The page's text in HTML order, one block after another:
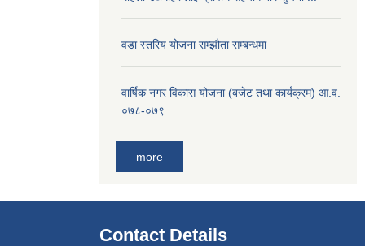
वडा स्तरिय योजना सम्झौता सम्बन्धमा
वार्षिक नगर विकास योजना (बजेट तथा कार्यक्रम) आ.व.
०७८-०७९
more
Contact Details